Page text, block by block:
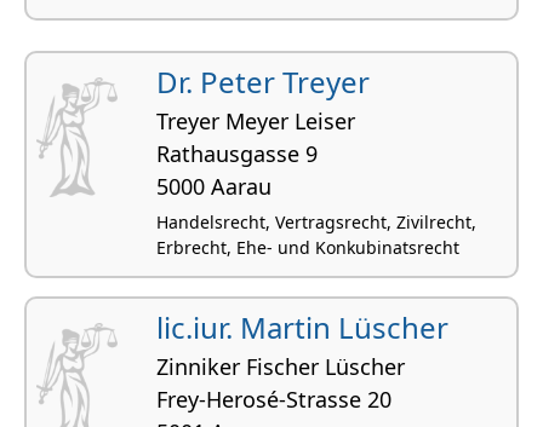
Dr. Peter Treyer
Treyer Meyer Leiser
Rathausgasse 9
5000 Aarau
Handelsrecht, Vertragsrecht, Zivilrecht,
Erbrecht, Ehe- und Konkubinatsrecht
lic.iur. Martin Lüscher
Zinniker Fischer Lüscher
Frey-Herosé-Strasse 20